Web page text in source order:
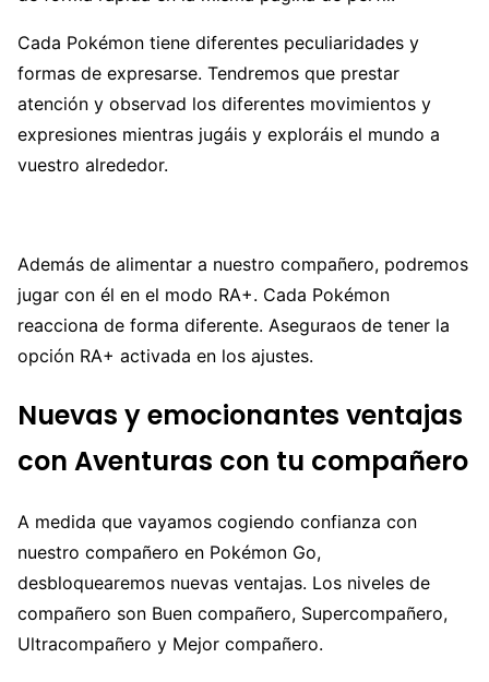
Cada Pokémon tiene diferentes peculiaridades y
formas de expresarse. Tendremos que prestar
atención y observad los diferentes movimientos y
expresiones mientras jugáis y exploráis el mundo a
vuestro alrededor.
Además de alimentar a nuestro compañero, podremos
jugar con él en el modo RA+. Cada Pokémon
reacciona de forma diferente. Aseguraos de tener la
opción RA+ activada en los ajustes.
Nuevas y emocionantes ventajas
con Aventuras con tu compañero
A medida que vayamos cogiendo confianza con
nuestro compañero en Pokémon Go,
desbloquearemos nuevas ventajas. Los niveles de
compañero son Buen compañero, Supercompañero,
Ultracompañero y Mejor compañero.